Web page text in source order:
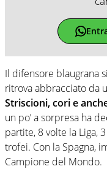
Il difensore blaugrana
ritrova abbracciato da
Striscioni, cori e
un po’ a sorpresa ha
partite, 8 volte la Liga,
trofei. Con la Spagna,
Campione del Mondo.